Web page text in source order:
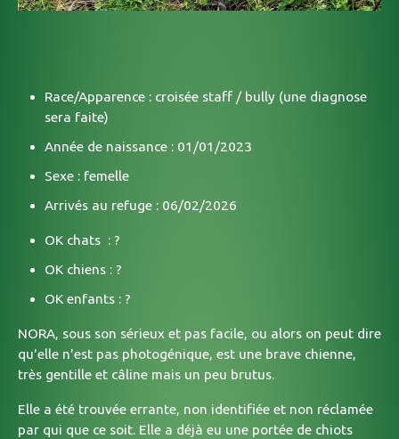
Race/Apparence : croisée staff / bully (une diagnose
sera faite)
Année de naissance : 01/01/2023
Sexe : femelle
Arrivés au refuge : 06/02/2026
OK chats : ?
OK chiens : ?
OK enfants : ?
NORA, sous son sérieux et pas facile, ou alors on peut dire
qu'elle n'est pas photogénique, est une brave chienne,
très gentille et câline mais un peu brutus.
Elle a été trouvée errante, non identifiée et non réclamée
par qui que ce soit. Elle a déjà eu une portée de chiots